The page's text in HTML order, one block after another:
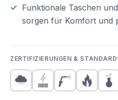
Funktionale Taschen
sorgen für Komfort und
ZERTIFIZIERUNGEN &